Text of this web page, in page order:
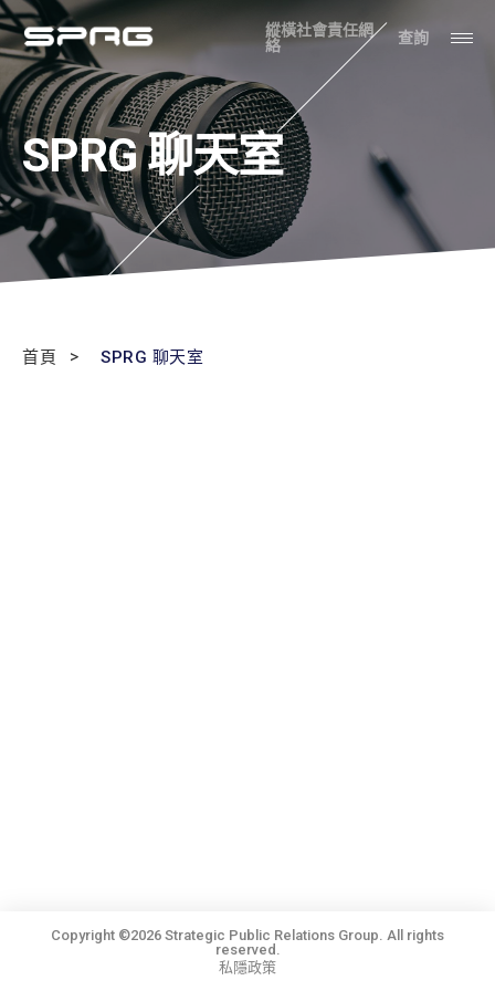
縱橫社會責任網
絡 查詢
SPRG 聊天室
首頁 SPRG 聊天室
Copyright ©2026 Strategic Public Relations Group. All rights
reserved.
私隱政策